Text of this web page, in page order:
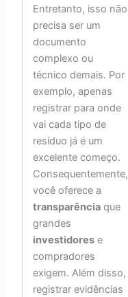
Entretanto, isso não
precisa ser um
documento
complexo ou
técnico demais. Por
exemplo, apenas
registrar para onde
vai cada tipo de
resíduo já é um
excelente começo.
Consequentemente,
você oferece a
transparência que
grandes
investidores e
compradores
exigem. Além disso,
registrar evidências